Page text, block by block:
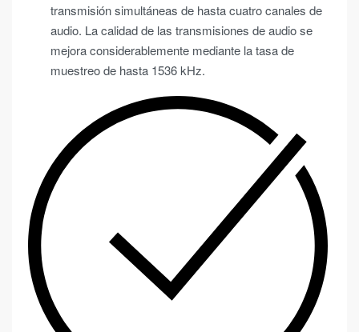
transmisión simultáneas de hasta cuatro canales de
audio. La calidad de las transmisiones de audio se
mejora considerablemente mediante la tasa de
muestreo de hasta 1536 kHz.